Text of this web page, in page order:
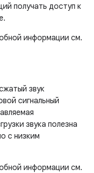
получать доступ к
информации см.
звук
сигнальный
звука полезна
с низким
информации см.